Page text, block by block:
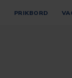
PRIKBORD